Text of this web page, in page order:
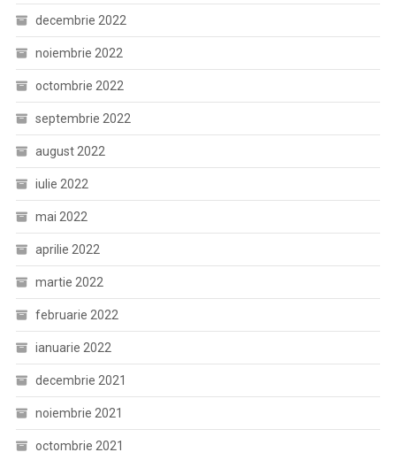
decembrie 2022
noiembrie 2022
octombrie 2022
septembrie 2022
august 2022
iulie 2022
mai 2022
aprilie 2022
martie 2022
februarie 2022
ianuarie 2022
decembrie 2021
noiembrie 2021
octombrie 2021